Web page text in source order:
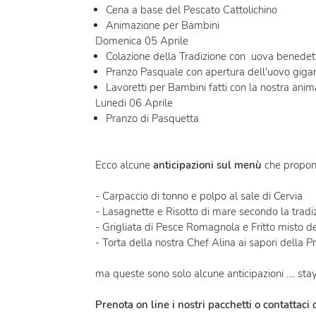
Cena a base del Pescato Cattolichino
Animazione per Bambini
Domenica 05 Aprile
Colazione della Tradizione con uova
Pranzo Pasquale con apertura dell'uovo
Lavoretti per Bambini fatti con la nostra
Lunedi 06 Aprile
Pranzo di Pasquetta
Ecco alcune anticipazioni sul menù che
- Carpaccio di tonno e polpo al sale di Cervia
- Lasagnette e Risotto di mare secondo la
- Grigliata di Pesce Romagnola e Fritto misto
- Torta della nostra Chef Alina ai sapori della
ma queste sono solo alcune anticipazioni ....
Prenota on line i nostri pacchetti o contattaci